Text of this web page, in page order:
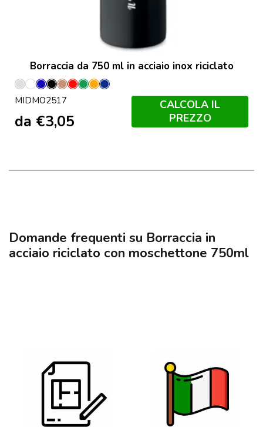
Borraccia da 750 ml in acciaio inox riciclato
Argento
Opaco
Bianco
BluNeroRame
Rosso
Verde
Arancio
Francese
MIDMO2517
da €3,05
CALCOLA IL
PREZZO
Domande frequenti su Borraccia in
acciaio riciclato con moschettone 750ml